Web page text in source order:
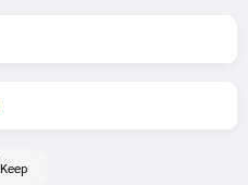
Keep